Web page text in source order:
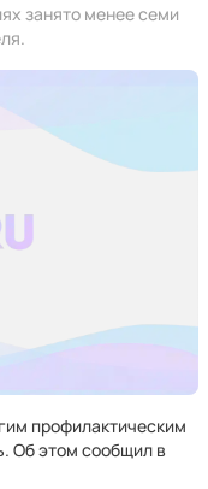
занято менее семи
профилактическим
Об этом сообщил в